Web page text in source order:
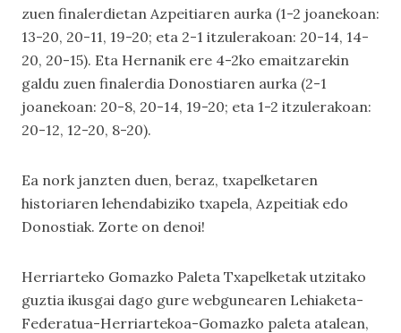
zuen finalerdietan Azpeitiaren aurka (1-2 joanekoan:
13-20, 20-11, 19-20; eta 2-1 itzulerakoan: 20-14, 14-
20, 20-15). Eta Hernanik ere 4-2ko emaitzarekin
galdu zuen finalerdia Donostiaren aurka (2-1
joanekoan: 20-8, 20-14, 19-20; eta 1-2 itzulerakoan:
20-12, 12-20, 8-20).
Ea nork janzten duen, beraz, txapelketaren
historiaren lehendabiziko txapela, Azpeitiak edo
Donostiak. Zorte on denoi!
Herriarteko Gomazko Paleta Txapelketak utzitako
guztia ikusgai dago gure webgunearen Lehiaketa-
Federatua-Herriartekoa-Gomazko paleta atalean,